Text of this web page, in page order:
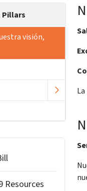
Pillars
visión,
Resources